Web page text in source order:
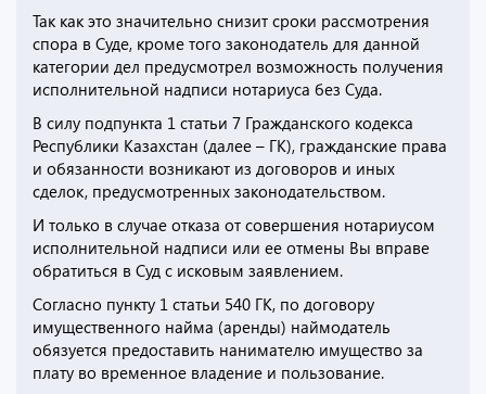
Так как это значительно снизит сроки рассмотрения
спора в Суде, кроме того законодатель для данной
категории дел предусмотрел возможность получения
исполнительной надписи нотариуса без Суда.
В силу подпункта 1 статьи 7 Гражданского кодекса
Республики Казахстан (далее – ГК), гражданские права
и обязанности возникают из договоров и иных
сделок, предусмотренных законодательством.
И только в случае отказа от совершения нотариусом
исполнительной надписи или ее отмены Вы вправе
обратиться в Суд с исковым заявлением.
Согласно пункту 1 статьи 540 ГК, по договору
имущественного найма (аренды) наймодатель
обязуется предоставить нанимателю имущество за
плату во временное владение и пользование.